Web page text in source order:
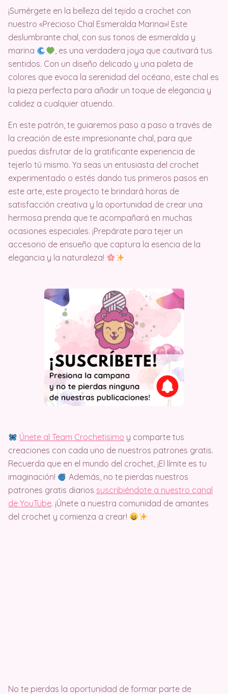
¡Sumérgete en la belleza del tejido a crochet con
nuestro «Precioso Chal Esmeralda Marina»! Este
deslumbrante chal, con sus tonos de esmeralda y
marina
, es una verdadera joya que cautivará tus
sentidos. Con un diseño delicado y una paleta de
colores que evoca la serenidad del océano, este chal es
la pieza perfecta para añadir un toque de elegancia y
calidez a cualquier atuendo.
En este patrón, te guiaremos paso a paso a través de
la creación de este impresionante chal, para que
puedas disfrutar de la gratificante experiencia de
tejerlo tú mismo. Ya seas un entusiasta del crochet
experimentado o estés dando tus primeros pasos en
este arte, este proyecto te brindará horas de
satisfacción creativa y la oportunidad de crear una
hermosa prenda que te acompañará en muchas
ocasiones especiales. ¡Prepárate para tejer un
accesorio de ensueño que captura la esencia de la
elegancia y la naturaleza!
Únete al Team Crochetisimo y comparte tus
creaciones con cada uno de nuestros patrones gratis.
Recuerda que en el mundo del crochet, ¡El límite es tu
imaginación!
Además, no te pierdas nuestros
patrones gratis diarios suscribiéndote a nuestro canal
de YouTube. ¡Únete a nuestra comunidad de amantes
del crochet y comienza a crear!
No te pierdas la oportunidad de formar parte de